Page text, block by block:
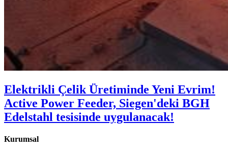
Elektrikli Çelik Üretiminde Yeni Evrim!
Active Power Feeder, Siegen'deki BGH
Edelstahl tesisinde uygulanacak!
Kurumsal